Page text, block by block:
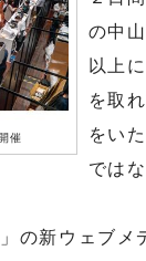
催
の中
以上
を取
をい
では
の新ウェブメ